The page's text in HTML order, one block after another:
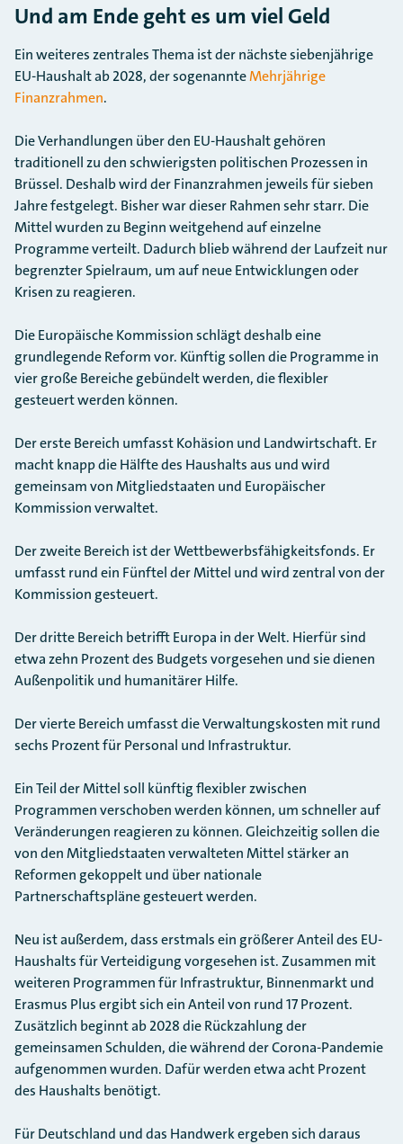
Und am Ende geht es um viel Geld
Ein weiteres zentrales Thema ist der nächste siebenjährige
EU-Haushalt ab 2028, der sogenannteMehrjährige
Finanzrahmen.
Die Verhandlungen über den EU-Haushalt gehören
traditionell zu den schwierigsten politischen Prozessen in
Brüssel. Deshalb wird der Finanzrahmen jeweils für sieben
Jahre festgelegt. Bisher war dieser Rahmen sehr starr. Die
Mittel wurden zu Beginn weitgehend auf einzelne
Programme verteilt. Dadurch blieb während der Laufzeit nur
begrenzter Spielraum, um auf neue Entwicklungen oder
Krisen zu reagieren.
Die Europäische Kommission schlägt deshalb eine
grundlegende Reform vor. Künftig sollen die Programme in
vier große Bereiche gebündelt werden, die flexibler
gesteuert werden können.
Der erste Bereich umfasst Kohäsion und Landwirtschaft. Er
macht knapp die Hälfte des Haushalts aus und wird
gemeinsam von Mitgliedstaaten und Europäischer
Kommission verwaltet.
Der zweite Bereich ist der Wettbewerbsfähigkeitsfonds. Er
umfasst rund ein Fünftel der Mittel und wird zentral von der
Kommission gesteuert.
Der dritte Bereich betrifft Europa in der Welt. Hierfür sind
etwa zehn Prozent des Budgets vorgesehen und sie dienen
Außenpolitik und humanitärer Hilfe.
Der vierte Bereich umfasst die Verwaltungskosten mit rund
sechs Prozent für Personal und Infrastruktur.
Ein Teil der Mittel soll künftig flexibler zwischen
Programmen verschoben werden können, um schneller auf
Veränderungen reagieren zu können. Gleichzeitig sollen die
von den Mitgliedstaaten verwalteten Mittel stärker an
Reformen gekoppelt und über nationale
Partnerschaftspläne gesteuert werden.
Neu ist außerdem, dass erstmals ein größerer Anteil des EU-
Haushalts für Verteidigung vorgesehen ist. Zusammen mit
weiteren Programmen für Infrastruktur, Binnenmarkt und
Erasmus Plus ergibt sich ein Anteil von rund 17 Prozent.
Zusätzlich beginnt ab 2028 die Rückzahlung der
gemeinsamen Schulden, die während der Corona-Pandemie
aufgenommen wurden. Dafür werden etwa acht Prozent
des Haushalts benötigt.
Für Deutschland und das Handwerk ergeben sich daraus